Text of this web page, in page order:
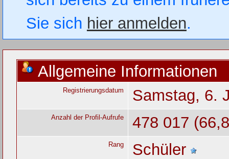
Sie sich hier anmelden.
Allgemeine Informationen
Registrierungsdatum Samstag, 6.
Anzahl der Profil-Aufrufe 478 017
Rang Schüler